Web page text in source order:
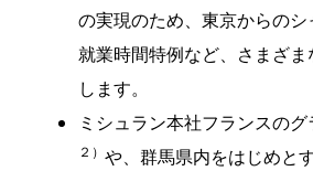
の実現のため、東京からの
就業時間特例など、さまざ
します。
ミシュラン本社フランスの
２） や、群馬県内をはじめと